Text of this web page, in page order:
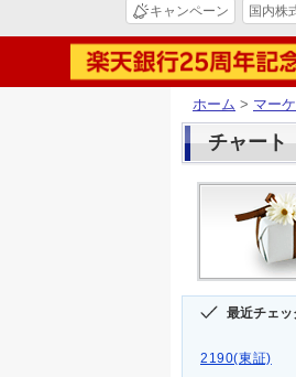
キャンペーン 国内株
ホーム > マー
チャート
最近チェ
2190(東証)